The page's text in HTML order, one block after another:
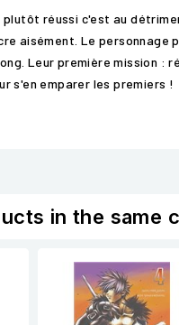
réussi c'est au
aisément. Le personnage
Leur première mission
s'en emparer les premiers !
in the same